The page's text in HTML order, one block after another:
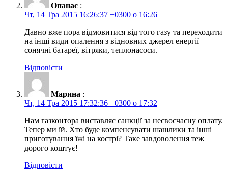
Опанас :
Чт, 14 Тра 2015 16:26:37 +0300 о 16:26
Давно вже пора відмовитися від того газу та переходити
на інші види опалення з відновних джерел енергії –
сонячні батареї, вітряки, теплонасоси.
Відповісти
Марина :
Чт, 14 Тра 2015 17:32:36 +0300 о 17:32
Нам газконтора виставляє санкції за несвоєчасну оплату.
Тепер ми їй. Хто буде компенсувати шашлики та інші
приготування їжі на кострі? Таке завдоволення теж
дорого коштує!
Відповісти